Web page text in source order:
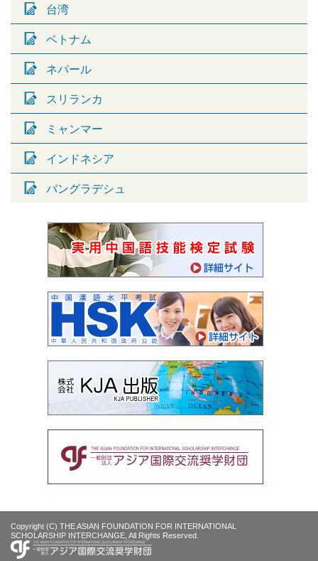
台湾
ベトナム
ネパール
スリランカ
ミャンマー
インドネシア
バングラデシュ
Copyright (C) THE ASIAN FOUNDATION FOR INTERNATIONAL
SCHOLARSHIP INTERCHANGE, All Rights Reserved.